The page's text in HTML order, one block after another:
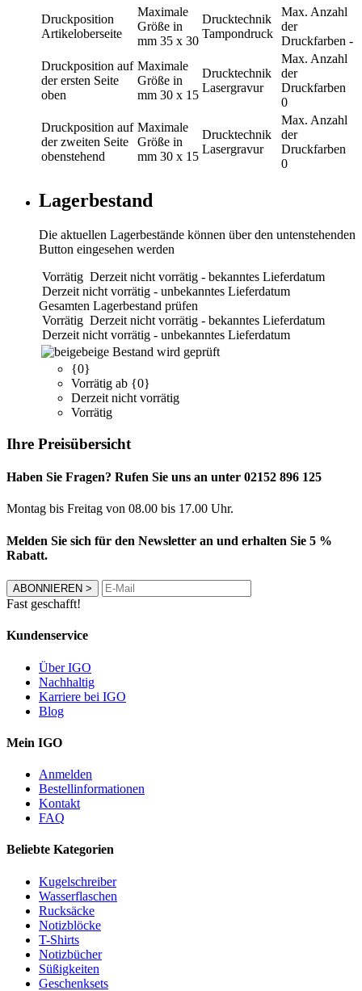
Druckposition
Artikeloberseite
Maximale
Größe in
mm 35 x 30
Drucktechnik
Tampondruck
Max. Anzahl
der
Druckfarben -
Druckposition auf
der ersten Seite
oben
Maximale
Größe in
mm 30 x 15
Drucktechnik
Lasergravur
Max. Anzahl
der
Druckfarben
0
Druckposition auf
der zweiten Seite
obenstehend
Maximale
Größe in
mm 30 x 15
Drucktechnik
Lasergravur
Max. Anzahl
der
Druckfarben
0
Lagerbestand
Die aktuellen Lagerbestände können über den untenstehenden
Button eingesehen werden
Vorrätig Derzeit nicht vorrätig - bekanntes Lieferdatum
Derzeit nicht vorrätig - unbekanntes Lieferdatum
Gesamten Lagerbestand prüfen
Vorrätig Derzeit nicht vorrätig - bekanntes Lieferdatum
Derzeit nicht vorrätig - unbekanntes Lieferdatum
beige Bestand wird geprüft
{0}
Vorrätig ab {0}
Derzeit nicht vorrätig
Vorrätig
Ihre Preisübersicht
Haben Sie Fragen? Rufen Sie uns an unter 02152 896 125
Montag bis Freitag von 08.00 bis 17.00 Uhr.
Melden Sie sich für den Newsletter an und erhalten Sie 5 %
Rabatt.
ABONNIEREN >
Fast geschafft!
Kundenservice
Über IGO
Nachhaltig
Karriere bei IGO
Blog
Mein IGO
Anmelden
Bestellinformationen
Kontakt
FAQ
Beliebte Kategorien
Kugelschreiber
Wasserflaschen
Rucksäcke
Notizblöcke
T-Shirts
Notizbücher
Süßigkeiten
Geschenksets